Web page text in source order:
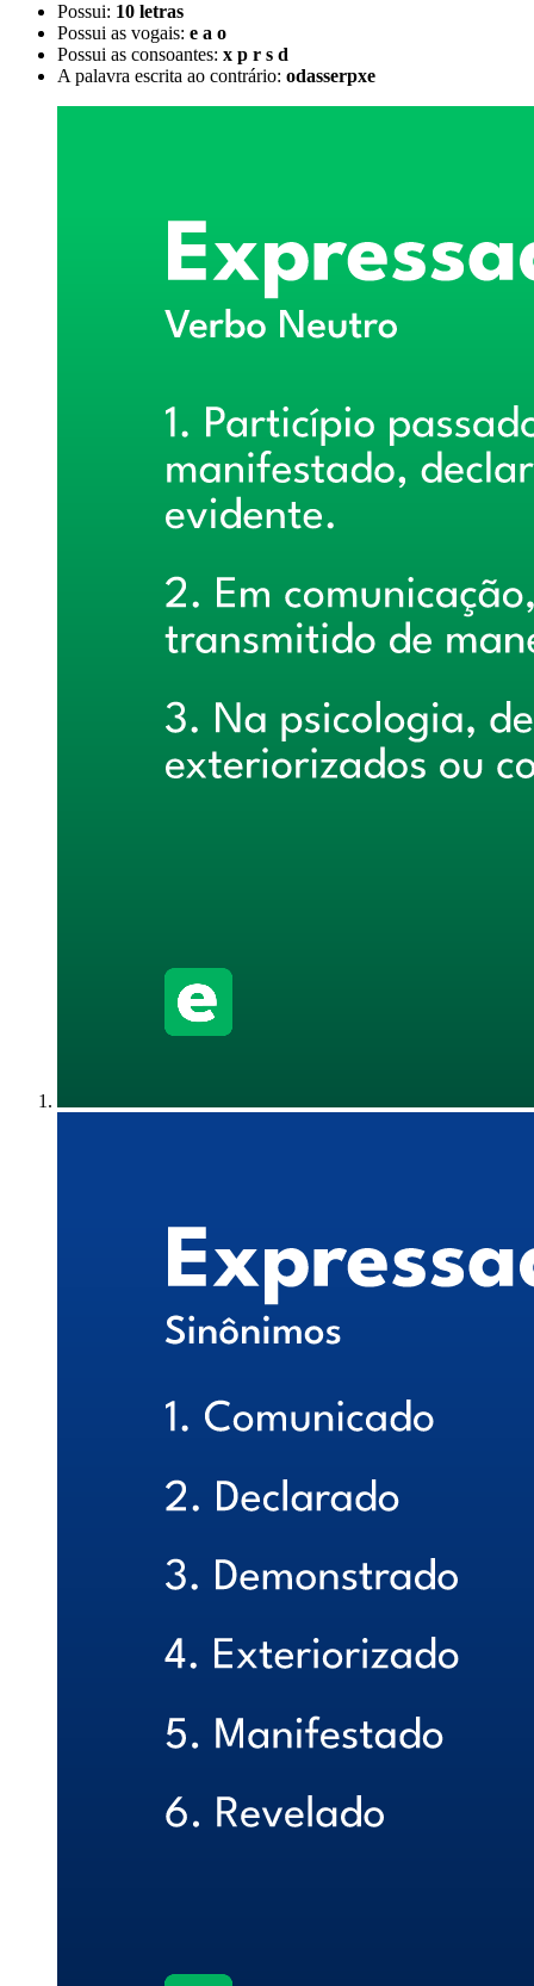
Possui: 10 letras
Possui as vogais: e a o
Possui as consoantes: x p r s d
A palavra escrita ao contrário: odasserpxe